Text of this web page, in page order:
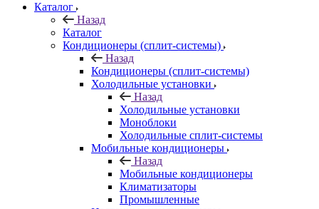
Каталог
Назад
Каталог
Кондиционеры (сплит-системы)
Назад
Кондиционеры (сплит-системы)
Холодильные установки
Назад
Холодильные установки
Моноблоки
Холодильные сплит-системы
Мобильные кондиционеры
Назад
Мобильные кондиционеры
Климатизаторы
Промышленные